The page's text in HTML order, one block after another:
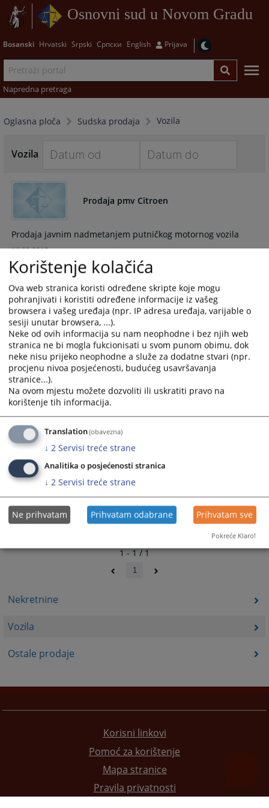
Osnovni sud u Novom Gradu
Bosanski Hrvatski Srpski Српски English Prijava
Napredna pretraga
Oglasna ploča Sudska prodaja Vozila
Nekretnine
Vozila
Ostale prodaje
Vozila
forward
to
interact
the
and
a
date.
Press
the
question
mark
key
to
get
keyboard
for
changing
dates.
to
the
and
a
date.
the
question
mark
key
to
changing
Prodaja pmv Citroen
Prodaja javnim nadmetanjem putničkog motornog vozila
16.03.2018.
1 - 1 / 1
1
Korisni linkovi
Pomoć za korištenje
Mapa stranice
Pravila privatnosti
Korištenje kolačića
Ova web stranica koristi određene skripte koje mogu
pohranjivati i koristiti određene informacije iz vašeg
browsera i vašeg uređaja (npr. IP adresa uređaja, varijable o
sesiji unutar browsera, ...).
Neke od ovih informacija su nam neophodne i bez njih web
stranica ne bi mogla fukcionisati u svom punom obimu, dok
neke nisu prijeko neophodne a služe za dodatne stvari (npr.
procjenu nivoa posjećenosti, budućeg usavršavanja
stranice...).
Na ovom mjestu možete dozvoliti ili uskratiti pravo na
korištenje tih informacija.
Translation(obavezna)
↓ 2 Servisi treće strane
Analitika o posjećenosti stranica
↓ 2 Servisi treće strane
Ne prihvatam Prihvatam odabrane Prihvatam sve
Pokreće Klaro!